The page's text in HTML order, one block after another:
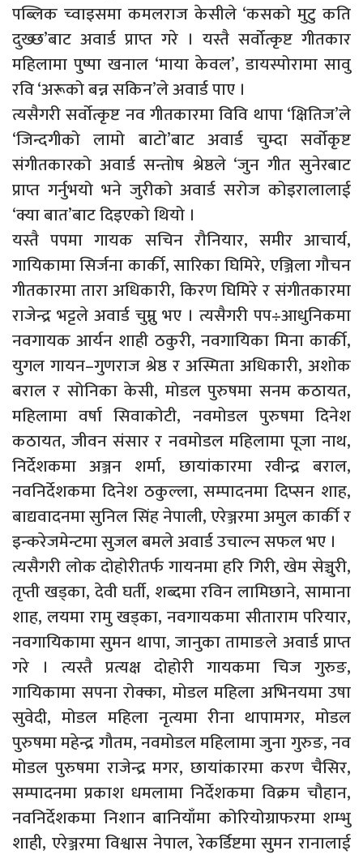
पब्लिक च्वाइसमा कमलराज केसीले ‘कसको मुटु कति
दुख्छ’बाट अवार्ड प्राप्त गरे । यस्तै सर्वोत्कृष्ट गीतकार
महिलामा पुष्पा खनाल ‘माया केवल’, डायस्पोरामा सावु
रवि ‘अरूको बन्न सकिन’ले अवार्ड पाए ।
त्यसैगरी सर्वोत्कृष्ट नव गीतकारमा विवि थापा ‘क्षितिज’ले
‘जिन्दगीको लामो बाटो’बाट अवार्ड चुम्दा सर्वोकृष्ट
संगीतकारको अवार्ड सन्तोष श्रेष्ठले ‘जुन गीत सुनेरबाट
प्राप्त गर्नुभयो भने जुरीको अवार्ड सरोज कोइरालालाई
‘क्या बात’बाट दिइएको थियो ।
यस्तै पपमा गायक सचिन रौनियार, समीर आचार्य,
गायिकामा सिर्जना कार्की, सारिका घिमिरे, एञ्जिला गौचन
गीतकारमा तारा अधिकारी, किरण घिमिरे र संगीतकारमा
राजेन्द्र भट्टले अवार्ड चुम्नु भए । त्यसैगरी पप÷आधुनिकमा
नवगायक आर्यन शाही ठकुरी, नवगायिका मिना कार्की,
युगल गायन–गुणराज श्रेष्ठ र अस्मिता अधिकारी, अशोक
बराल र सोनिका केसी, मोडल पुरुषमा सनम कठायत,
महिलामा वर्षा सिवाकोटी, नवमोडल पुरुषमा दिनेश
कठायत, जीवन संसार र नवमोडल महिलामा पूजा नाथ,
निर्देशकमा अञ्जन शर्मा, छायांकारमा रवीन्द्र बराल,
नवनिर्देशकमा दिनेश ठकुल्ला, सम्पादनमा दिप्सन शाह,
बाद्यवादनमा सुनिल सिंह नेपाली, एरेञ्जरमा अमुल कार्की र
इन्करेजमेन्टमा सुजल बमले अवार्ड उचाल्न सफल भए ।
त्यसैगरी लोक दोहोरीतर्फ गायनमा हरि गिरी, खेम सेञ्चुरी,
तृप्ती खड्का, देवी घर्ती, शब्दमा रविन लामिछाने, सामाना
शाह, लयमा रामु खड्का, नवगायकमा सीताराम परियार,
नवगायिकामा सुमन थापा, जानुका तामाङले अवार्ड प्राप्त
गरे । त्यस्तै प्रत्यक्ष दोहोरी गायकमा चिज गुरुङ,
गायिकामा सपना रोक्का, मोडल महिला अभिनयमा उषा
सुवेदी, मोडल महिला नृत्यमा रीना थापामगर, मोडल
पुरुषमा महेन्द्र गौतम, नवमोडल महिलामा जुना गुरुङ, नव
मोडल पुरुषमा राजेन्द्र मगर, छायांकारमा करण चैसिर,
सम्पादनमा प्रकाश धमलामा निर्देशकमा विक्रम चौहान,
नवनिर्देशकमा निशान बानियाँमा कोरियोग्राफरमा शम्भु
शाही, एरेञ्जरमा विश्वास नेपाल, रेकर्डिष्टमा सुमन रानालाई